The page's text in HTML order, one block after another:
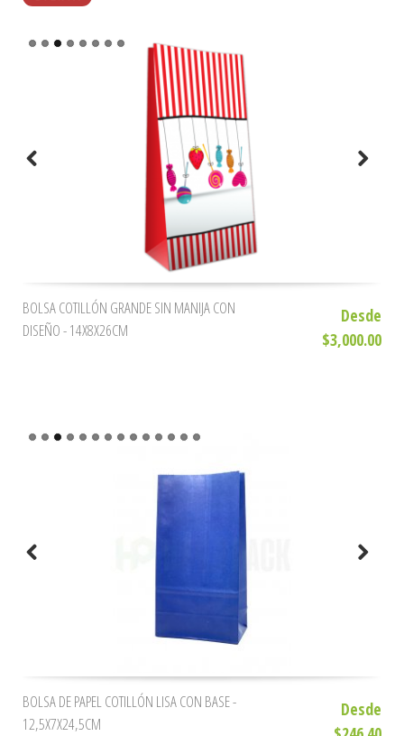
BOLSA COTILLÓN GRANDE SIN MANIJA CON
DISEÑO - 14X8X26CM
Desde
$3,000.00
BOLSA DE PAPEL COTILLÓN LISA CON BASE -
12,5X7X24,5CM
Desde